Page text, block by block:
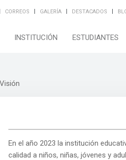
CORREOS GALERÍA DESTACADOS
INSTITUCIÓN ESTUDIANTES
Visión
En el año 2023 la institución
calidad a niños, niñas, jóvenes y